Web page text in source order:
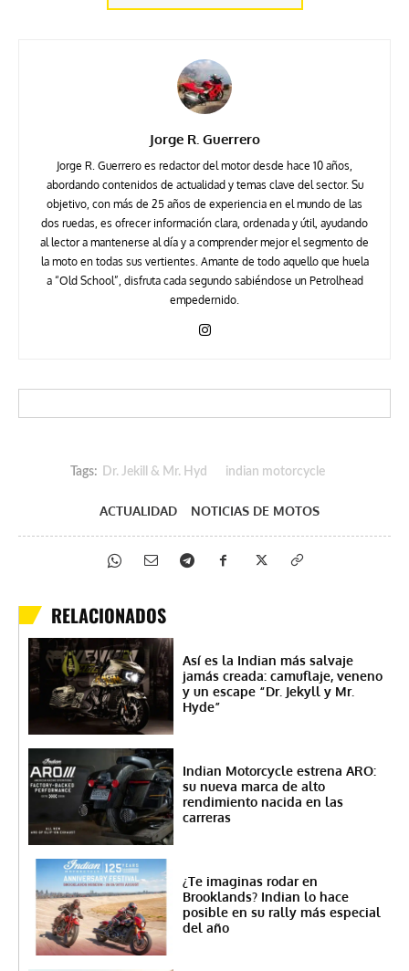
Jorge R. Guerrero
Jorge R. Guerrero es redactor del motor desde hace 10 años,
abordando contenidos de actualidad y temas clave del sector. Su
objetivo, con más de 25 años de experiencia en el mundo de las
dos ruedas, es ofrecer información clara, ordenada y útil, ayudando
al lector a mantenerse al día y a comprender mejor el segmento de
la moto en todas sus vertientes. Amante de todo aquello que huela
a “Old School”, disfruta cada segundo sabiéndose un Petrolhead
empedernido.
Tags: Dr. Jekill & Mr. Hyd indian motorcycle
ACTUALIDAD NOTICIAS DE MOTOS
RELACIONADOS
Así es la Indian más salvaje
jamás creada: camuflaje, veneno
y un escape “Dr. Jekyll y Mr.
Hyde”
Indian Motorcycle estrena ARO:
su nueva marca de alto
rendimiento nacida en las
carreras
¿Te imaginas rodar en
Brooklands? Indian lo hace
posible en su rally más especial
del año